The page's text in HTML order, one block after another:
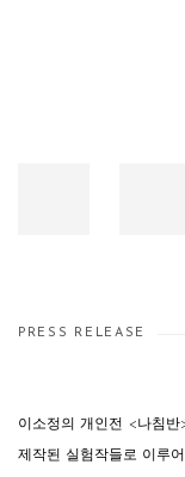
PRESS RELEASE
이소정의 개인전 <나침
제작된 실험작들로 이루